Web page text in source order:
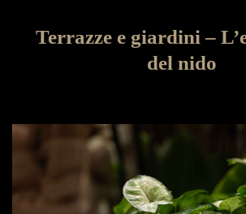
Terrazze e giardini –
del nido